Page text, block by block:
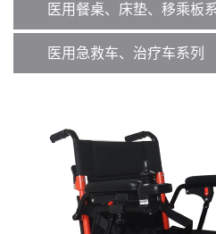
医用餐桌、床垫、移乘板
医用急救车、治疗车系列